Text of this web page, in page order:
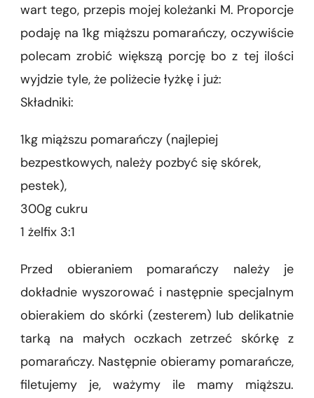
wart tego, przepis mojej koleżanki M. Proporcje
podaję na 1kg miąższu pomarańczy, oczywiście
polecam zrobić większą porcję bo z tej ilości
wyjdzie tyle, że poliżecie łyżkę i już:
Składniki:
1kg miąższu pomarańczy (najlepiej
bezpestkowych, należy pozbyć się skórek,
pestek),
300g cukru
1 żelfix 3:1
Przed obieraniem pomarańczy należy je
dokładnie wyszorować i następnie specjalnym
obierakiem do skórki (zesterem) lub delikatnie
tarką na małych oczkach zetrzeć skórkę z
pomarańczy. Następnie obieramy pomarańcze,
filetujemy je, ważymy ile mamy miąższu.